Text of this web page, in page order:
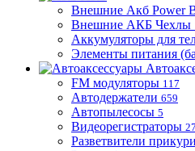
Внешние Акб Power
Внешние АКБ Чехлы
Аккумуляторы для
Элементы питания
FM модуляторы 117
Автодержатели 659
Автопылесосы 5
Видеорегистраторы 27
Разветвители